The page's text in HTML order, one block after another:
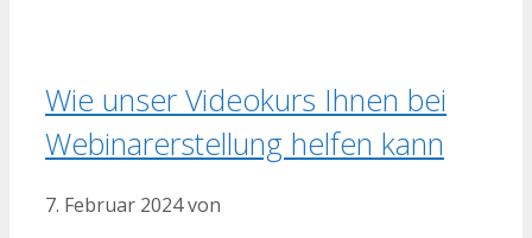
Wie unser Videokurs Ihnen bei
Webinarerstellung helfen kann
7. Februar 2024von